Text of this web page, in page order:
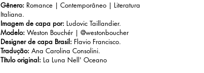
Gênero: Romance | Contemporâneo | Literatura
Italiana.
Imagem de capa por: Ludovic Taillandier.
Modelo: Weston Bouchér | @westonboucher
Designer de capa Brasil: Flavio Francisco.
Tradução: Ana Carolina Consolini.
Título original: La Luna Nell' Oceano